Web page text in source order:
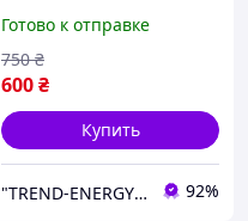
микрофоном и FM-радио
водонепроницаемая
красная
Готово к отправке
600₴
750 ₴
Купить
"TREND-ENERGY" Интернет-магазин аксессуаров к смартфонам и компьютерам 92%